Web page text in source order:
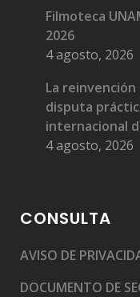
Medalla
Filmoteca
2026
4 agosto, 2026
La
disputa
internacional
4 agosto, 2026
CONSULTA
AVISO DE
DOCUMENTO DE